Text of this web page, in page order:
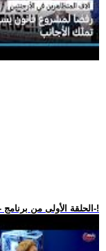
.. الحلقة الأولى من برنامج -أسئلة حارقة-!